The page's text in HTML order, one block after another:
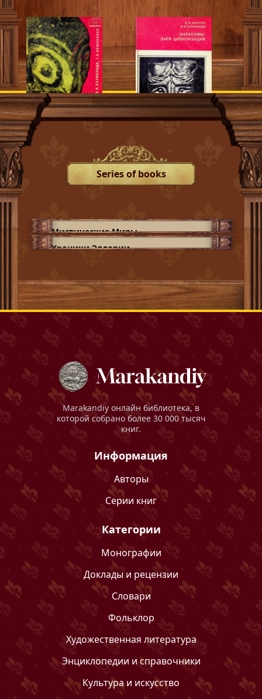
Series of books
Мистические Миры
Хроники Элдории
Marakandiy онлайн библиотека, в
которой собрано более 30 000 тысяч
книг.
Информация
Авторы
Серии книг
Категории
Монографии
Доклады и рецензии
Словари
Фольклор
Художественная литература
Энциклопедии и справочники
Культура и искусство